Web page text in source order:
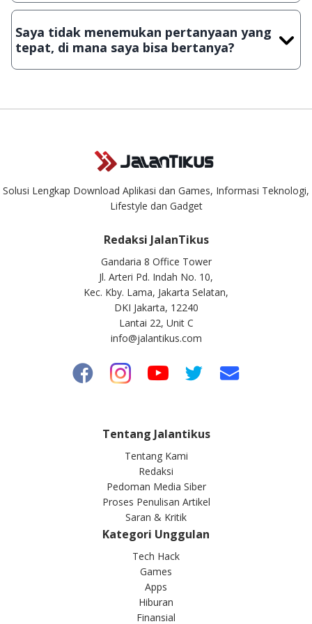
Demi menjaga kualitas aplikasi dan games yang ada di
download secara manual, sehingga kuota sebesar ribuan
aplikasi & games tidak dapat tercapai dalam waktu yang
singkat.
Saya tidak menemukan pertanyaan yang
tepat, di mana saya bisa bertanya?
Kami dengan senang hati menjawab setiap pertanyaan yang
Solusi Lengkap Download Aplikasi dan Games, Informasi Teknologi,
Lifestyle dan Gadget
Redaksi JalanTikus
Gandaria 8 Office Tower
Jl. Arteri Pd. Indah No. 10,
Kec. Kby. Lama, Jakarta Selatan,
DKI Jakarta, 12240
Lantai 22, Unit C
info@jalantikus.com
Tentang Jalantikus
Tentang Kami
Redaksi
Pedoman Media Siber
Proses Penulisan Artikel
Saran & Kritik
Kategori Unggulan
Tech Hack
Games
Apps
Hiburan
Finansial